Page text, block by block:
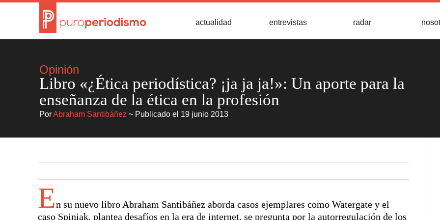
actualidad entrevistas radar
Opinión
Libro «¿Ética periodística? ¡ja ja ja!»: Un aporte para la
enseñanza de la ética en la profesión
PorAbraham Santibáñez ~ Publicado el 19 junio 2013
En su nuevo libro Abraham Santibáñez aborda casos ejemplares como Watergate y el
caso Spiniak, plantea desafíos en la era de internet, se pregunta por la autorregulación de los